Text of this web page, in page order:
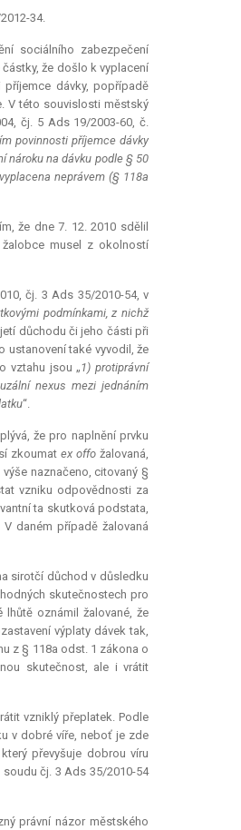
34.
sociálního zabezpečení
že došlo k vyplacení
dávky, popřípadě
V této souvislosti městský
čj. 5 Ads 19/2003-60, č.
povinnosti příjemce dávky
nároku na dávku podle § 50
neprávem (§ 118a
že dne 7. 12. 2010 sdělil
žalobce musel z okolností
čj. 3 Ads 35/2010-54, v
podmínkami, z nichž
důchodu či jeho části při
ustanovení také vyvodil, že
vztahu jsou „1) protiprávní
nexus mezi jednáním
“.
že pro naplnění prvku
zkoumatex offo žalovaná,
naznačeno, citovaný §
vzniku odpovědnosti za
ta skutková podstata,
V daném případě žalovaná
sirotčí důchod v důsledku
skutečnostech pro
oznámil žalované, že
výplaty dávek tak,
z § 118a odst. 1 zákona o
skutečnost, ale i vrátit
vzniklý přeplatek. Podle
v dobré víře, neboť je zde
převyšuje dobrou víru
čj. 3 Ads 35/2010-54
právní názor městského